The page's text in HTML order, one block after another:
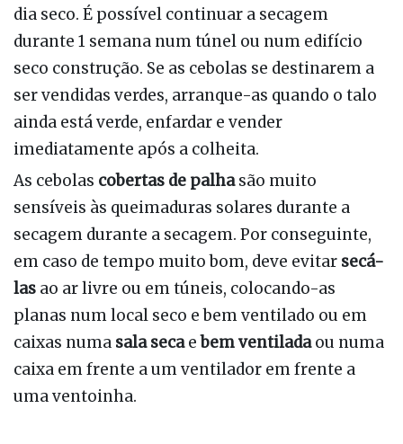
dia seco. É possível continuar a secagem
durante 1 semana num túnel ou num edifício
seco construção. Se as cebolas se destinarem a
ser vendidas verdes, arranque-as quando o talo
ainda está verde, enfardar e vender
imediatamente após a colheita.
As cebolas cobertas de palhasão muito
sensíveis às queimaduras solares durante a
secagem durante a secagem. Por conseguinte,
em caso de tempo muito bom, deve evitar secá-
las ao ar livre ou em túneis, colocando-as
planas num local seco e bem ventilado ou em
caixas numa sala secaebem ventiladaou numa
caixa em frente a um ventilador em frente a
uma ventoinha.